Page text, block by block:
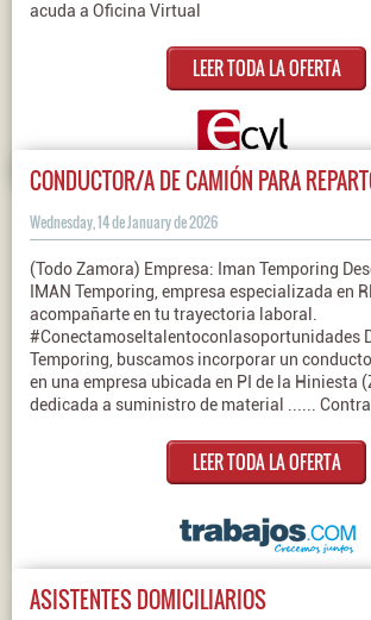
acuda a Oficina Virtual
LEER TODA LA OFERTA
CONDUCTOR/A DE CAMIÓN PARA
Wednesday, 14 de January de 2026
(Todo Zamora) Empresa: Iman Temporing
IMAN Temporing, empresa especializada en
acompañarte en tu trayectoria laboral.
#Conectamoseltalentoconlasoportunidades
Temporing, buscamos incorporar un
en una empresa ubicada en PI de la Hiniesta
dedicada a suministro de material ......
LEER TODA LA OFERTA
ASISTENTES DOMICILIARIOS